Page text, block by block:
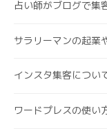
占い師がブログで集
サラリーマンの起業
インスタ集客につい
ワードプレスの使い